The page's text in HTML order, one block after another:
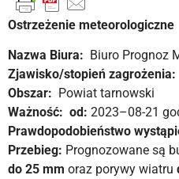
Ostrzeżenie meteorologiczne
Nazwa Biura: Biuro Prognoz
Zjawisko/stopień zagrożenia:
Obszar: Powiat tarnowski
Ważność: od: 2023–08-21
Prawdopodobieństwo
Przebieg: Prognozowane są
do 25 mm oraz porywy wiatru